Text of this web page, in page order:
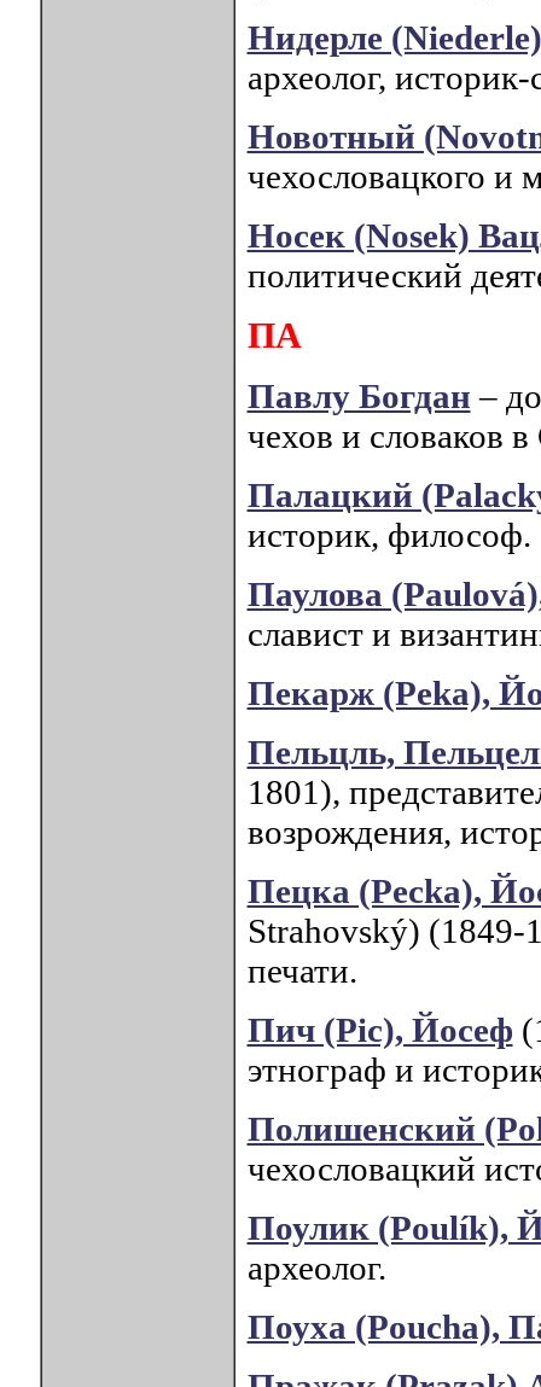
Нидерле
археолог, историк-
Новотный
чехословацкого и
Носек (Nosek)
политический
ПА
Павлу Богдан –
чехов и словаков
Палацкий
историк, философ.
Паулова
славист и
Пекарж (Peka),
Пельцль,
1801),
возрождения,
Пецка (Pecka),
Strahovský) (1849-
печати.
Пич (Pic), Йосеф
этнограф и
Полишенский
чехословацкий
Поулик (Poulík),
археолог.
Поуха (Poucha),